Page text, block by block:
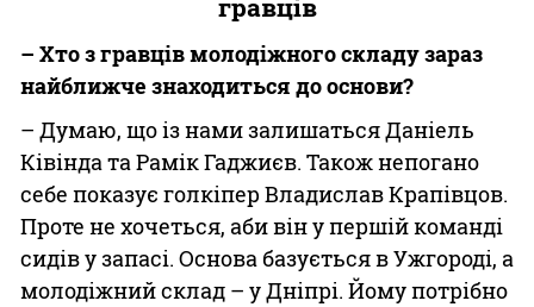
гравців
– Хто з гравців молодіжного складу зараз
найближче знаходиться до основи?
– Думаю, що із нами залишаться Даніель
Ківінда та Рамік Гаджиєв. Також непогано
себе показує голкіпер Владислав Крапівцов.
Проте не хочеться, аби він у першій команді
сидів у запасі. Основа базується в Ужгороді, а
молодіжний склад – у Дніпрі. Йому потрібно